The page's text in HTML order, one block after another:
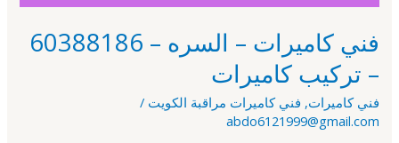
فني كاميرات – السره – 60388186
– تركيب كاميرات
فني كاميرات, فني كاميرات مراقبة الكويت /
abdo6121999@gmail.com